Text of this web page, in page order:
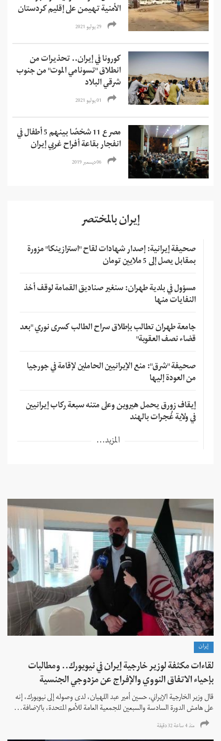
الأمنية تهيمن على إقليم كردستان
29 يوليو 2021
كورونا في إيران.. تحذيرات من
انطلاق "تسونامي الموت" من جنوب
شرقي البلاد
01 يوليو 2021
مصرع 11 شخصًا بينهم 5 أطفال في
انفجار بقاعة أفراح غربي إيران
06 ديسمبر 2019
إيران بالمختصر
صحيفة إيرانية: إصدار شهادات لقاح "استرازينكا" مزورة
بمقابل يصل إلى 5 ملايين تومان
مسؤول في بلدية طهران: سنغير صناديق القمامة لوقف أخذ
النفايات منها
جامعة طهران تطالب بإطلاق سراح الطالب كسرى نوري "بعد
قضاء نصف العقوبة"
صحيفة "شرق": منع الإيرانيين الحاملين لإقامة في جورجيا
من العودة إليها
إيقاف زورق يحمل هيروين وعلى متنه سبعة ركاب إيرانيين
في ولاية غُجرات بالهند
المزيد...
إيران
لقاءات مكثفة لوزير خارجية إيران في نيويورك.. ومطالبات
بإحياء الاتفاق النووي والإفراج عن مزدوجي الجنسية
قال وزير الخارجية الإيراني، حسين أمير عبد اللهيان، لدى وصوله إلى نيويورك، إنه
على هامش الدورة السادسة والسبعين للجمعية العامة للأمم المتحدة، بالإضافة...
منذ 4 ساعة 32 دقیقة